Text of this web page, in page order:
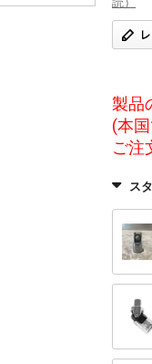
製品
(本
ご注
ス